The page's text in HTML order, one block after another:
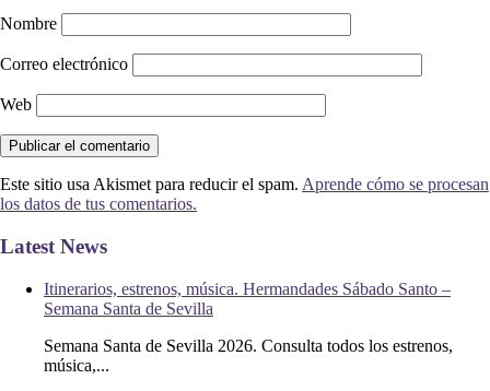
Nombre
Correo electrónico
Web
Este sitio usa Akismet para reducir el spam. Aprende cómo se procesan
los datos de tus comentarios.
Latest News
Itinerarios, estrenos, música. Hermandades Sábado Santo –
Semana Santa de Sevilla
Semana Santa de Sevilla 2026. Consulta todos los estrenos,
música,...